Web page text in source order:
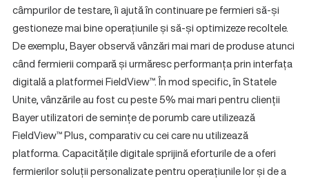
câmpurilor de testare, îi ajută în continuare pe fermieri să-și
gestioneze mai bine operațiunile și să-și optimizeze recoltele.
De exemplu, Bayer observă vânzări mai mari de produse atunci
când fermierii compară și urmăresc performanța prin interfața
digitală a platformei FieldView™. În mod specific, în Statele
Unite, vânzările au fost cu peste 5% mai mari pentru clienții
Bayer utilizatori de semințe de porumb care utilizează
FieldView™ Plus, comparativ cu cei care nu utilizează
platforma. Capacitățile digitale sprijină eforturile de a oferi
fermierilor soluții personalizate pentru operațiunile lor și de a